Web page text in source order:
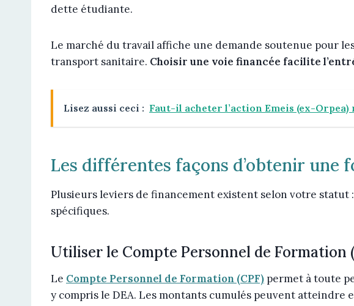
dette étudiante.
Le marché du travail affiche une demande soutenue pour
transport sanitaire. Choisir une voie financée facilite
Lisez aussi ceci : Faut-il acheter l’action Emeis (ex-Orpea)
Les différentes façons d’obtenir une
Plusieurs leviers de financement existent selon votre statut
spécifiques.
Utiliser le Compte Personnel de Formation
Le Compte Personnel de Formation (CPF) permet à toute
y compris le DEA. Les montants cumulés peuvent atteindre